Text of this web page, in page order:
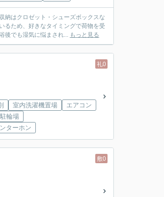
納はクロゼット・シューズボックスな
るため、好きなタイミングで荷物を受
後でも湿気に悩まされ... もっと見る
礼0
室内洗濯機置場
エアコン
駐輪場
ターホン
敷0